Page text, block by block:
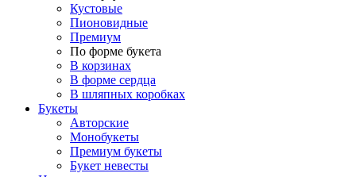
Кустовые
Пионовидные
Премиум
По форме букета
В корзинах
В форме сердца
В шляпных коробках
Букеты
Авторские
Монобукеты
Премиум букеты
Букет невесты